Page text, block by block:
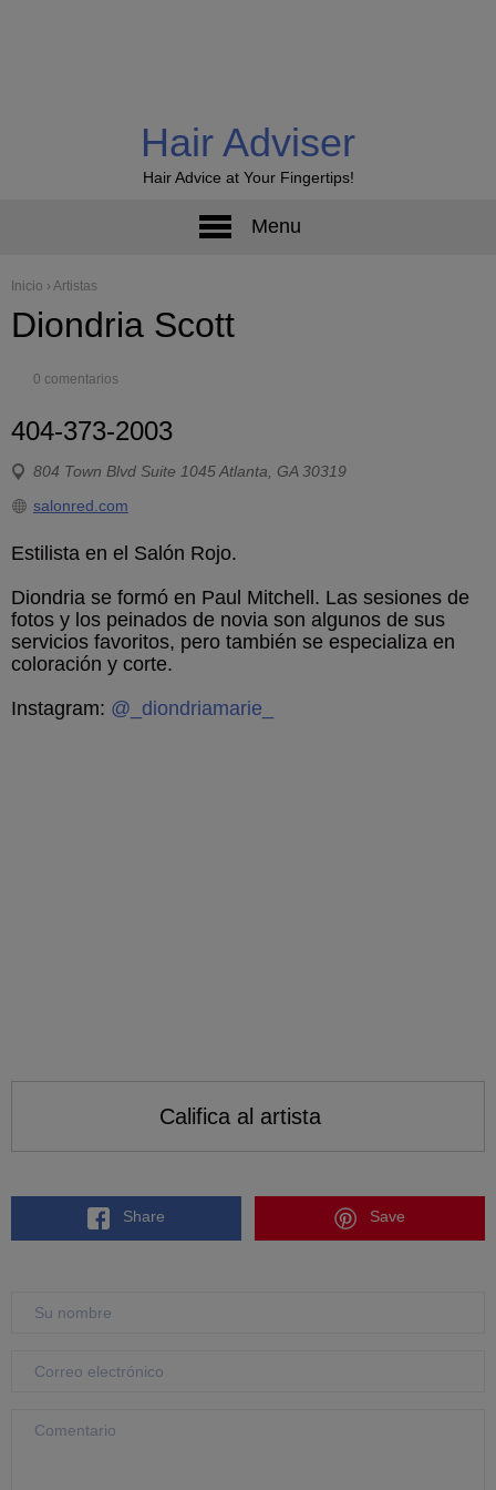
Hair Adviser
Hair Advice at Your Fingertips!
Menu
Inicio › Artistas
Diondria Scott
0 comentarios
404-373-2003
804 Town Blvd Suite 1045 Atlanta, GA 30319
salonred.com
Estilista en el Salón Rojo.
Diondria se formó en Paul Mitchell. Las sesiones de
fotos y los peinados de novia son algunos de sus
servicios favoritos, pero también se especializa en
coloración y corte.
Instagram: @_diondriamarie_
Califica al artista
Share Save